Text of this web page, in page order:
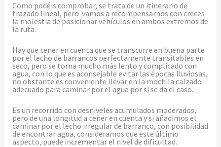
Como podéis comprobar, se trata de un itinerario de
trazado lineal, pero vamos a recompensarnos con creces
la molestia de posicionar vehículos en ambos extremos de
la ruta.
Hay que tener en cuenta que se transcurre en buena parte
por el lecho de barrancos perfectamente transitables en
seco, pero se torna mucho más lento y complicado con
agua, con lo que es aconsejable evitar las épocas lluviosas,
no obstante es conveniente llevar en la mochila calzado
adecuado para caminar por el agua por si se da el caso.
Es un recorrido con desniveles acumulados moderados,
pero de una longitud a tener en cuenta y si añadimos el
caminar por el lecho irregular de barranco, con posibilidad
de encontrar agua, consideramos que este último
aspecto, puede incrementar el nivel de dificultad.